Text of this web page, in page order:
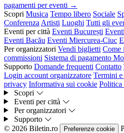
pagamenti per eventi →
Scopri Musica Tempo libero Sociale
Conferenza Artisti Luoghi Tutti gli
Eventi per città Eventi București
Eventi Bacău Eventi Miercurea-Ciuc
Per organizzatori Vendi biglietti Come
commissioni Sistema di pagamento
Supporto Domande frequenti Contatto
Login account organizzatore Termini
privacy Informativa sui cookie Politica
Scopri
Eventi per città
Per organizzatori
Supporto
© 2026 Biletin.ro
Preferenze cookie